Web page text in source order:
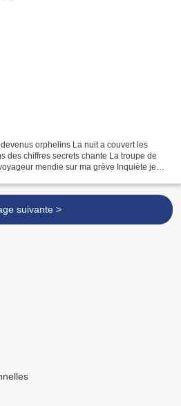
orphelins La nuit a couvert les
des chiffres secrets chante La troupe de
mendie sur ma grève Inquiète je
suivante >